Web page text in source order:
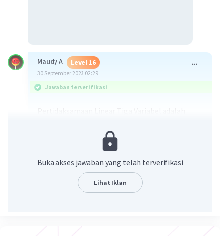
Maudy A Level 16
30 September 2023 02:29
Jawaban terverifikasi
dan setidaknya ada satu variabel yang memiliki
Ada tiga metode yang dapat digunakan untuk
menyelesaikan Pertidaksamaan Linear Tiga
Variabel, yaitu:
Buka akses jawaban yang telah terverifikasi
Lihat Iklan